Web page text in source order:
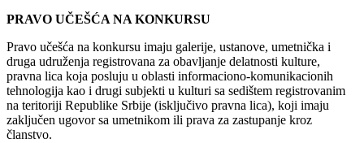
PRAVO UČEŠĆA NA KONKURSU
Pravo učešća na konkursu imaju galerije, ustanove, umetnička i
druga udruženja registrovana za obavljanje delatnosti kulture,
pravna lica koja posluju u oblasti informaciono-komunikacionih
tehnologija kao i drugi subjekti u kulturi sa sedištem registrovanim
na teritoriji Republike Srbije (isključivo pravna lica), koji imaju
zaključen ugovor sa umetnikom ili prava za zastupanje kroz
članstvo.